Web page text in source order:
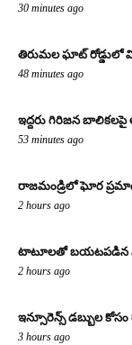
30 minutes ago
తిరుమల ఘాట్ రోడ్డులో
48 minutes ago
ఇద్దరు గిరిజన బాలికలపై
53 minutes ago
రాజమండ్రిలో ఘోర
2 hours ago
టాటూలతో బయటపడిన
2 hours ago
ఇన్సూరెన్స్ డబ్బుల
3 hours ago